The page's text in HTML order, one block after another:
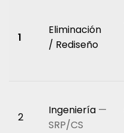
1
Eliminación
/ Rediseño
2
Ingeniería —
SRP/CS